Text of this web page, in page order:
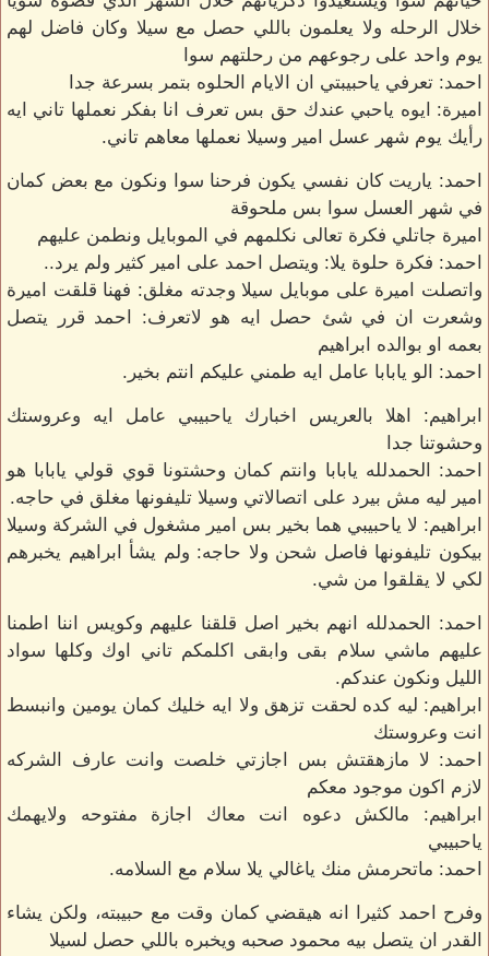
خلال الرحله ولا يعلمون باللي حصل مع سيلا وكان فاضل لهم
يوم واحد على رجوعهم من رحلتهم سوا
احمد: تعرفي ياحبيبتي ان الايام الحلوه بتمر بسرعة جدا
اميرة: ايوه ياحبي عندك حق بس تعرف انا بفكر نعملها تاني ايه
رأيك يوم شهر عسل امير وسيلا نعملها معاهم تاني.
احمد: ياريت كان نفسي يكون فرحنا سوا ونكون مع بعض كمان
في شهر العسل سوا بس ملحوقة
اميرة جاتلي فكرة تعالى نكلمهم في الموبايل ونطمن عليهم
احمد: فكرة حلوة يلا: ويتصل احمد على امير كثير ولم يرد..
واتصلت اميرة على موبايل سيلا وجدته مغلق: فهنا قلقت اميرة
وشعرت ان في شئ حصل ايه هو لاتعرف: احمد قرر يتصل
بعمه او بوالده ابراهيم
احمد: الو يابابا عامل ايه طمني عليكم انتم بخير.
ابراهيم: اهلا بالعريس اخبارك ياحبيبي عامل ايه وعروستك
وحشوتنا جدا
احمد: الحمدلله يابابا وانتم كمان وحشتونا قوي قولي يابابا هو
امير ليه مش بيرد على اتصالاتي وسيلا تليفونها مغلق في حاجه.
ابراهيم: لا ياحبيبي هما بخير بس امير مشغول في الشركة وسيلا
بيكون تليفونها فاصل شحن ولا حاجه: ولم يشأ ابراهيم يخبرهم
لكي لا يقلقوا من شي.
احمد: الحمدلله انهم بخير اصل قلقنا عليهم وكويس اننا اطمنا
عليهم ماشي سلام بقى وابقى اكلمكم تاني اوك وكلها سواد
الليل ونكون عندكم.
ابراهيم: ليه كده لحقت تزهق ولا ايه خليك كمان يومين وانبسط
انت وعروستك
احمد: لا مازهقتش بس اجازتي خلصت وانت عارف الشركه
لازم اكون موجود معكم
ابراهيم: مالكش دعوه انت معاك اجازة مفتوحه ولايهمك
ياحبيبي
احمد: ماتحرمش منك ياغالي يلا سلام مع السلامه.
وفرح احمد كثيرا انه هيقضي كمان وقت مع حبيبته، ولكن يشاء
القدر ان يتصل بيه محمود صحبه ويخبره باللي حصل لسيلا